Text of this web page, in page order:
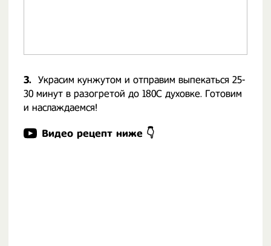
3. Украсим кунжутом и отправим выпекаться 25-
30 минут в разогретой до 180С духовке. Готовим
и наслаждаемся!
Видео рецепт ниже 👇